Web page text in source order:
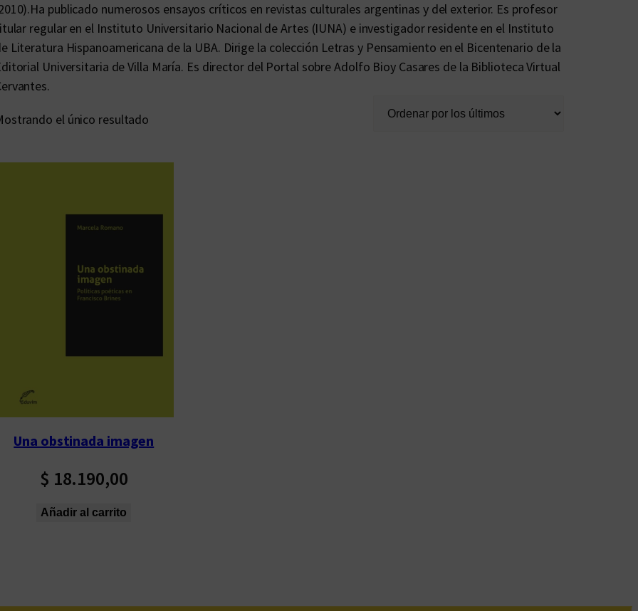
publicado numerosos ensayos críticos en revistas culturales argentinas y del exterior. Es profesor
regular en el Instituto Universitario Nacional de Artes (IUNA) e investigador residente en el Instituto
Literatura Hispanoamericana de la UBA. Dirige la colección Letras y Pensamiento en el Bicentenario de la
Universitaria de Villa María. Es director del Portal sobre Adolfo Bioy Casares de la Biblioteca Virtual
el único resultado
Una obstinada imagen
$ 18.190,00
Añadir al carrito